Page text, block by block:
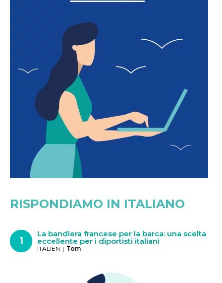
RISPONDIAMO IN ITALIANO
La bandiera francese per la barca: una scelta
eccellente per i diportisti italiani
Tom
|
ITALIEN